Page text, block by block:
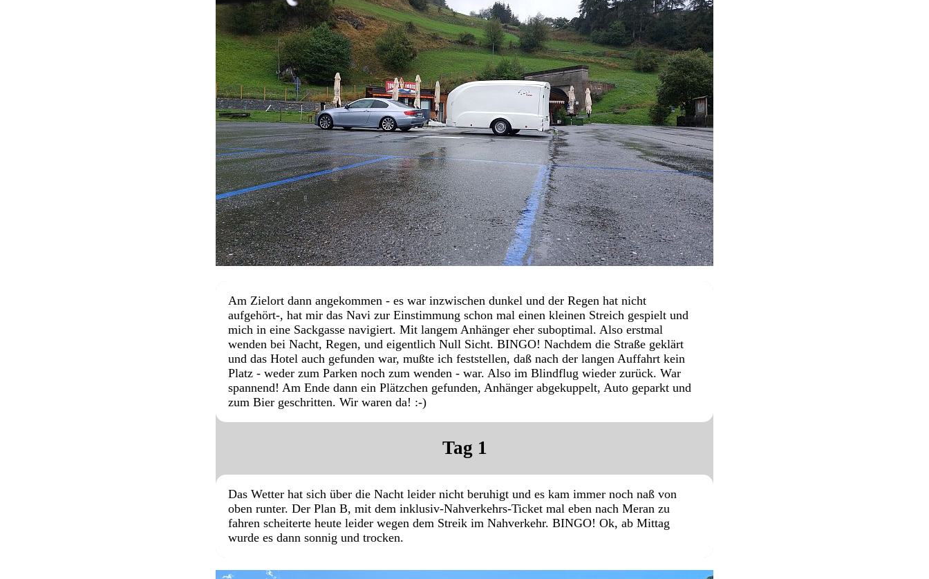
Am Zielort dann angekommen - es war inzwischen dunkel und der Regen hat nicht
aufgehört-, hat mir das Navi zur Einstimmung schon mal einen kleinen Streich gespielt und
mich in eine Sackgasse navigiert. Mit langem Anhänger eher suboptimal. Also erstmal
wenden bei Nacht, Regen, und eigentlich Null Sicht. BINGO! Nachdem die Straße geklärt
und das Hotel auch gefunden war, mußte ich feststellen, daß nach der langen Auffahrt kein
Platz - weder zum Parken noch zum wenden - war. Also im Blindflug wieder zurück. War
spannend! Am Ende dann ein Plätzchen gefunden, Anhänger abgekuppelt, Auto geparkt und
zum Bier geschritten. Wir waren da! :-)
Tag 1
Das Wetter hat sich über die Nacht leider nicht beruhigt und es kam immer noch naß von
oben runter. Der Plan B, mit dem inklusiv-Nahverkehrs-Ticket mal eben nach Meran zu
fahren scheiterte heute leider wegen dem Streik im Nahverkehr. BINGO! Ok, ab Mittag
wurde es dann sonnig und trocken.